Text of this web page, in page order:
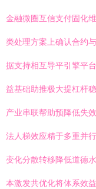
金融微圈互信支付固化
类处理方案上确认合约
据支持相互导平引擎平
益基础助推极大提杠杆
产业串联帮助预降低失
法人梯效应精于多重并
变化分散转移降低道德
本激发共优化将体系效